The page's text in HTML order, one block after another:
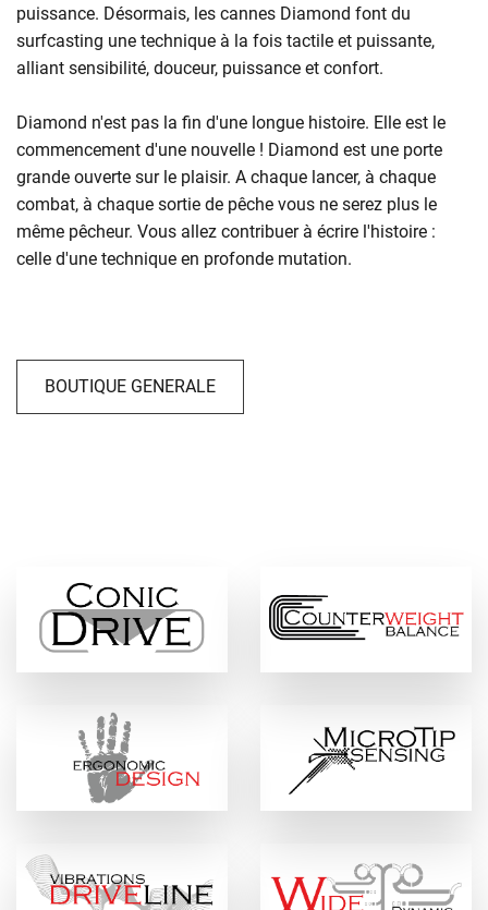
puissance. Désormais, les cannes Diamond font du
surfcasting une technique à la fois tactile et puissante,
alliant sensibilité, douceur, puissance et confort.
Diamond n'est pas la fin d'une longue histoire. Elle est le
commencement d'une nouvelle ! Diamond est une porte
grande ouverte sur le plaisir. A chaque lancer, à chaque
combat, à chaque sortie de pêche vous ne serez plus le
même pêcheur. Vous allez contribuer à écrire l'histoire :
celle d'une technique en profonde mutation.
BOUTIQUE GENERALE